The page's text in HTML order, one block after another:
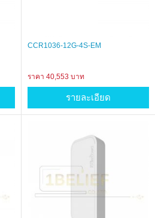
CCR1036-12G-4S-EM
ราคา 40,553 บาท
รายละเอียด